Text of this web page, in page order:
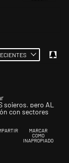
sojeros, pero AL
con sectores
MARCAR
COMO
INAPROPIADO